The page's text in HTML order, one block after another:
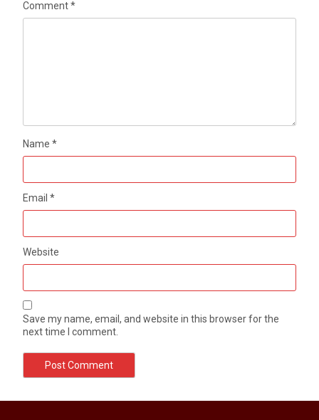
Comment*
Name*
Email*
Website
Save my name, email, and website in this browser for the
next time I comment.